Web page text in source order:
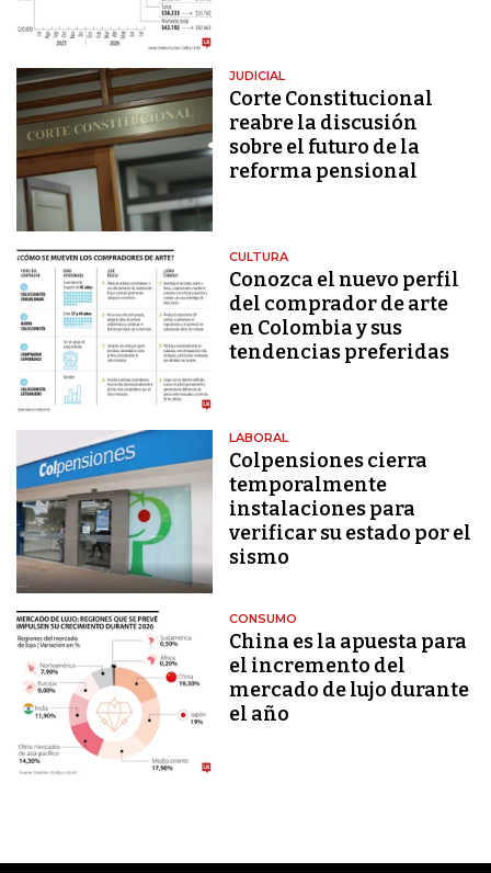
JUDICIAL
Corte Constitucional
reabre la discusión
sobre el futuro de la
reforma pensional
CULTURA
Conozca el nuevo perfil
del comprador de arte
en Colombia y sus
tendencias preferidas
LABORAL
Colpensiones cierra
temporalmente
instalaciones para
verificar su estado por el
sismo
CONSUMO
China es la apuesta para
el incremento del
mercado de lujo durante
el año